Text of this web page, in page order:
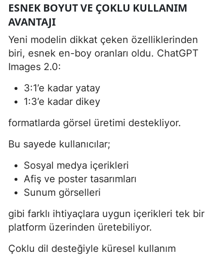
ESNEK BOYUT VE ÇOKLU KULLANIM
AVANTAJI
Yeni modelin dikkat çeken özelliklerinden
biri, esnek en-boy oranları oldu. ChatGPT
Images 2.0:
3:1’e kadar yatay
1:3’e kadar dikey
formatlarda görsel üretimi destekliyor.
Bu sayede kullanıcılar;
Sosyal medya içerikleri
Afiş ve poster tasarımları
Sunum görselleri
gibi farklı ihtiyaçlara uygun içerikleri tek bir
platform üzerinden üretebiliyor.
Çoklu dil desteğiyle küresel kullanım